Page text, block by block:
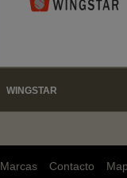
WINGSTAR
Marcas Contacto